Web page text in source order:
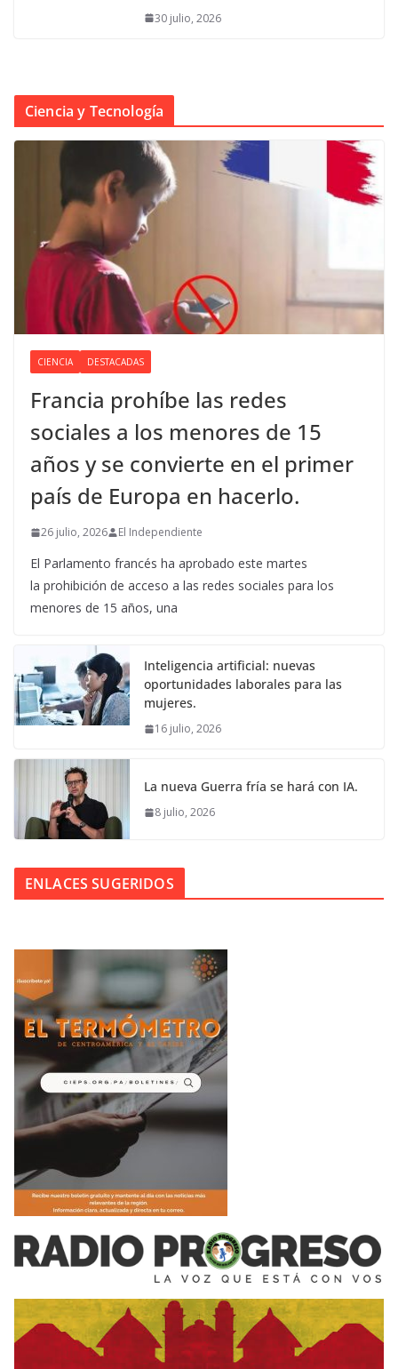
30 julio, 2026
Ciencia y Tecnología
CIENCIA DESTACADAS
Francia prohíbe las redes
sociales a los menores de 15
años y se convierte en el primer
país de Europa en hacerlo.
26 julio, 2026 El Independiente
El Parlamento francés ha aprobado este martes
la prohibición de acceso a las redes sociales para los
menores de 15 años, una
Inteligencia artificial: nuevas
oportunidades laborales para las
mujeres.
16 julio, 2026
La nueva Guerra fría se hará con IA.
8 julio, 2026
ENLACES SUGERIDOS